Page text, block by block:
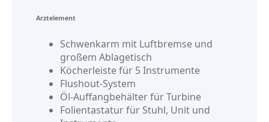
Arztelement
Schwenkarm mit Luftbremse und
großem Ablagetisch
Köcherleiste für 5 Instrumente
Flushout-System
Öl-Auffangbehälter für Turbine
Folientastatur für Stuhl, Unit und